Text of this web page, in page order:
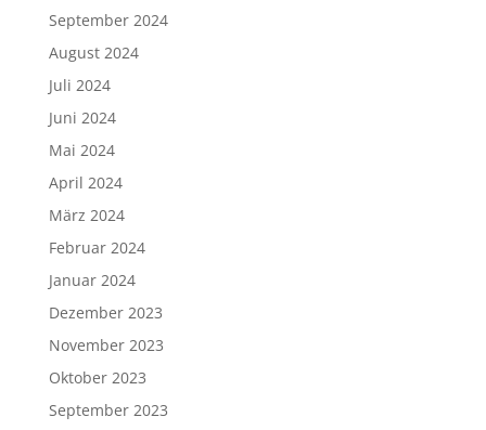
September 2024
August 2024
Juli 2024
Juni 2024
Mai 2024
April 2024
März 2024
Februar 2024
Januar 2024
Dezember 2023
November 2023
Oktober 2023
September 2023